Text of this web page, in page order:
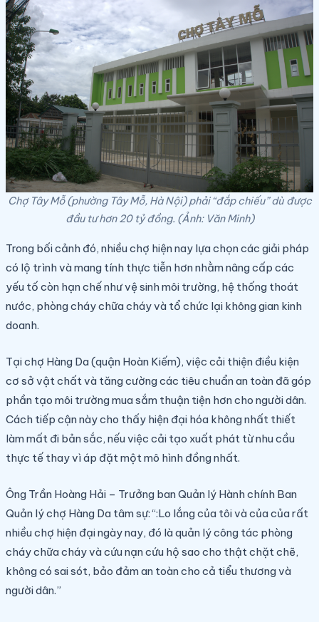
Chợ Tây Mỗ (phường Tây Mỗ, Hà Nội) phải “đắp chiếu” dù được
đầu tư hơn 20 tỷ đồng. (Ảnh: Văn Minh)
Trong bối cảnh đó, nhiều chợ hiện nay lựa chọn các giải pháp
có lộ trình và mang tính thực tiễn hơn nhằm nâng cấp các
yếu tố còn hạn chế như vệ sinh môi trường, hệ thống thoát
nước, phòng cháy chữa cháy và tổ chức lại không gian kinh
doanh.
Tại chợ Hàng Da (quận Hoàn Kiếm), việc cải thiện điều kiện
cơ sở vật chất và tăng cường các tiêu chuẩn an toàn đã góp
phần tạo môi trường mua sắm thuận tiện hơn cho người dân.
Cách tiếp cận này cho thấy hiện đại hóa không nhất thiết
làm mất đi bản sắc, nếu việc cải tạo xuất phát từ nhu cầu
thực tế thay vì áp đặt một mô hình đồng nhất.
Ông Trần Hoàng Hải – Trưởng ban Quản lý Hành chính Ban
Quản lý chợ Hàng Da tâm sự: “:Lo lắng của tôi và của của rất
nhiều chợ hiện đại ngày nay, đó là quản lý công tác phòng
cháy chữa cháy và cứu nạn cứu hộ sao cho thật chặt chẽ,
không có sai sót, bảo đảm an toàn cho cả tiểu thương và
người dân.”